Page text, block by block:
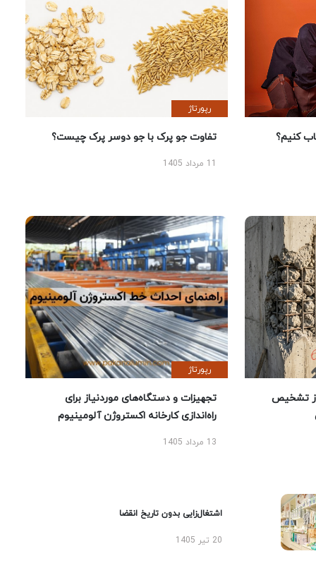
کنیم؟
رپورتاژ
تفاوت جو پرک با جو دوسر پرک چیست؟
تشخیص
رپورتاژ
تجهیزات و دستگاه‌های موردنیاز برای
راه‌اندازی کارخانه اکستروژن آلومینیوم
13 مرداد 1405
اشتغال‌زایی بدون تاریخ انقضا
20 تیر 1405